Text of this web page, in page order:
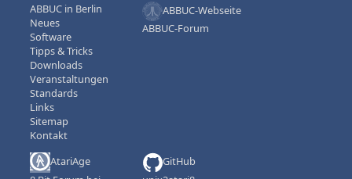
ABBUC in Berlin
Neues
Software
Tipps & Tricks
Downloads
Veranstaltungen
Standards
Links
Sitemap
Kontakt
ABBUC-Webseite
ABBUC-Forum
AtariAge
GitHub